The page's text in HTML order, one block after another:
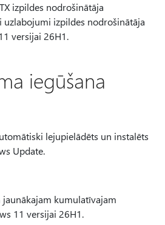
izpildes nodrošinātāja
izpildes nodrošinātāja
versijai 26H1.
iegūšana
lejupielādēts un instalēts
Update.
kumulatīvajam
11 versijai 26H1.